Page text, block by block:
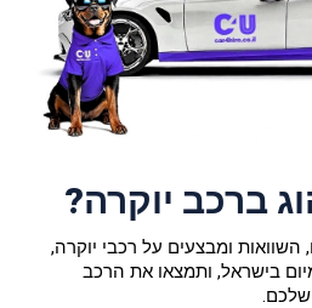
ברכב יוקרה?
ומבצעים על רכבי יוקרה,
בישראל, ותמצאו את הרכב